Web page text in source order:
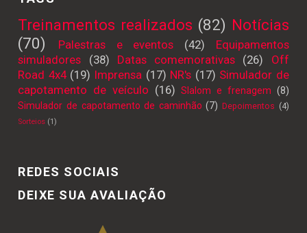
Treinamentos realizados (82) Notícias
(70)
Palestras e eventos (42)
Equipamentos
simuladores
(38) Datas comemorativas (26)
Off
Road 4x4 (19) Imprensa (17) NR's (17) Simulador de
capotamento de veículo (16) Slalom e frenagem (8)
Simulador de capotamento de caminhão (7) Depoimentos (4)
Sorteios (1)
REDES SOCIAIS
DEIXE SUA AVALIAÇÃO